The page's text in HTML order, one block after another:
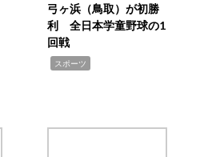
弓ヶ浜（鳥取）が初勝
利 全日本学童野球の1
回戦
スポーツ